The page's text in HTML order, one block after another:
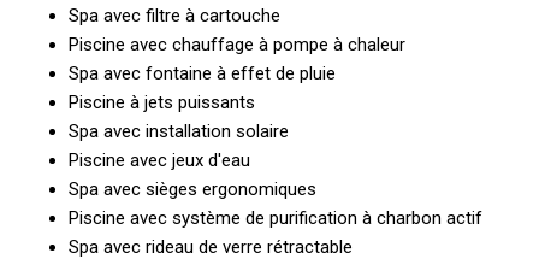
Spa avec filtre à cartouche
Piscine avec chauffage à pompe à chaleur
Spa avec fontaine à effet de pluie
Piscine à jets puissants
Spa avec installation solaire
Piscine avec jeux d'eau
Spa avec sièges ergonomiques
Piscine avec système de purification à charbon actif
Spa avec rideau de verre rétractable